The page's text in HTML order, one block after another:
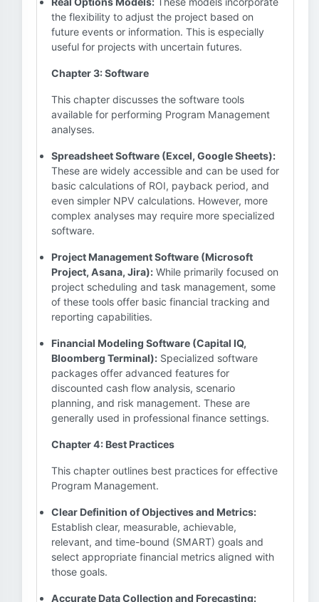
the flexibility to adjust the project based on
future events or information. This is especially
useful for projects with uncertain futures.
Chapter 3: Software
This chapter discusses the software tools
available for performing Program Management
analyses.
Spreadsheet Software (Excel, Google Sheets):
These are widely accessible and can be used for
basic calculations of ROI, payback period, and
even simpler NPV calculations. However, more
complex analyses may require more specialized
software.
Project Management Software (Microsoft
Project, Asana, Jira): While primarily focused on
project scheduling and task management, some
of these tools offer basic financial tracking and
reporting capabilities.
Financial Modeling Software (Capital IQ,
Bloomberg Terminal): Specialized software
packages offer advanced features for
discounted cash flow analysis, scenario
planning, and risk management. These are
generally used in professional finance settings.
Chapter 4: Best Practices
This chapter outlines best practices for effective
Program Management.
Clear Definition of Objectives and Metrics:
Establish clear, measurable, achievable,
relevant, and time-bound (SMART) goals and
select appropriate financial metrics aligned with
those goals.
Accurate Data Collection and Forecasting: